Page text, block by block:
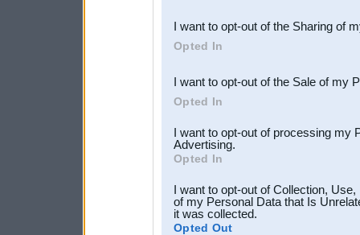
Downstream Participants
third parties.
I want to opt-out of the Sharing of
Opted In
I want to opt-out of the Sale of my
Opted In
I want to opt-out of processing my
Advertising.
Opted In
I want to opt-out of Collection,
of my Personal Data that Is
it was collected.
Opted Out